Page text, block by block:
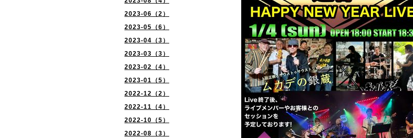
2023-06（2）
2023-05（6）
2023-04（3）
2023-03（3）
2023-02（4）
2023-01（5）
2022-12（2）
2022-11（4）
2022-10（5）
2022-08（3）